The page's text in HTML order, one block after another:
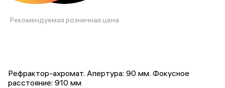
Рекомендуемая розничная цена
Рефрактор-ахромат. Апертура: 90 мм. Фокусное
расстояние: 910 мм